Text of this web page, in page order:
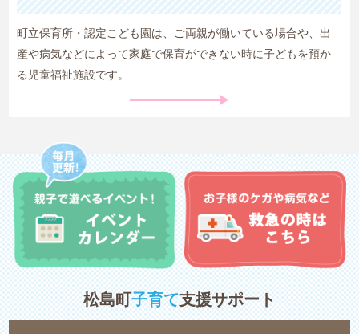
町立保育所・認定こども園は、ご両親が働いている場合や、出
産や病気などによって家庭で保育ができない時に子どもを預か
る児童福祉施設です。
松島町子育て支援サポート